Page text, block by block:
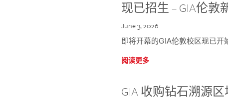
现已招生 – GIA伦
June 3, 2026
即将开幕的GIA伦敦校区现已开
阅读更多
GIA 收购钻石溯源